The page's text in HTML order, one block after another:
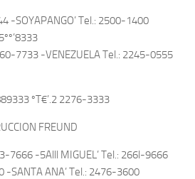
-SOYAPANGO’ Tel.: 2500-1400
7733 -VENEZUELA Tel.: 2245-0555
ºT€’.2 2276-3333
FREUND
7666 -5Alll MIGUEL’ Tel.: 266l-9666
-SANTA ANA’ Tel.: 2476-3600